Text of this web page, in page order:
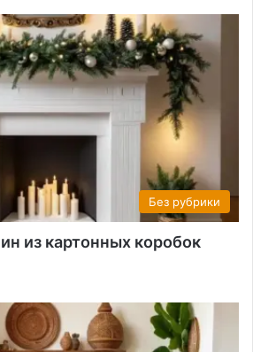
Без рубрики
из картонных коробок